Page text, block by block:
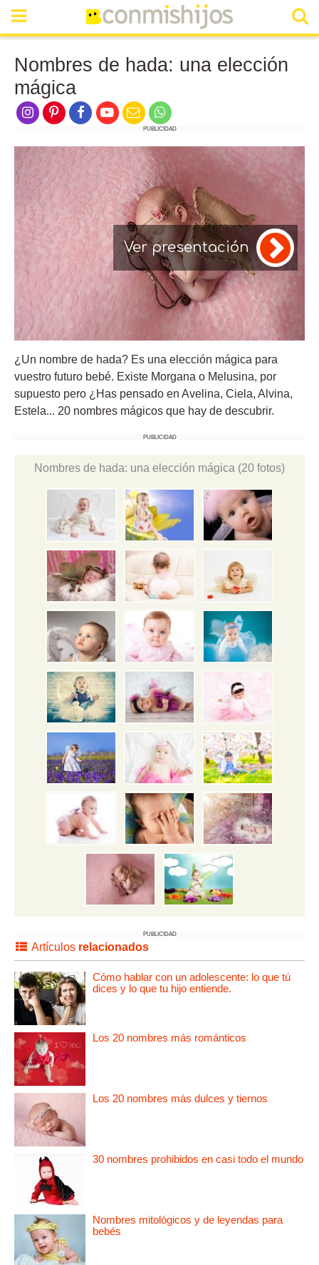
Nombres de hada: una elección
mágica
PUBLICIDAD
Ver presentación
¿Un nombre de hada? Es una elección mágica para
vuestro futuro bebé. Existe Morgana o Melusina, por
supuesto pero ¿Has pensado en Avelina, Ciela, Alvina,
Estela... 20 nombres mágicos que hay de descubrir.
PUBLICIDAD
Nombres de hada: una elección mágica (20 fotos)
PUBLICIDAD
Artículos relacionados
Cómo hablar con un adolescente: lo que tú
dices y lo que tu hijo entiende.
Los 20 nombres más románticos
Los 20 nombres más dulces y tiernos
30 nombres prohibidos en casi todo el mundo
Nombres mitológicos y de leyendas para
bebés